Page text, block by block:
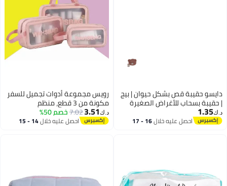
دايسو حقيبة قص بشكل حيوان | بيج
| حقيبة بسحاب للأغراض الصغيرة
والإكسسوارات
د.ك‏1.35
احصل عليه خلال 16 - 17
رويس مجموعة أدوات تجميل للسفر
مكونة من 3 قطع، منظم
مستحضرات تجميل محمول قابل
للفصل بين الرطب والجاف مع سحاب،
د.ك‏3.51
7.02خصم 50%
احصل عليه خلال 14 - 15